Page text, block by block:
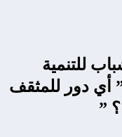
للتنمية
أي دور للمثقف
”